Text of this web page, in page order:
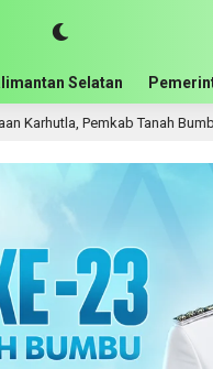
Selatan
Tanah Bumbu Aktifkan